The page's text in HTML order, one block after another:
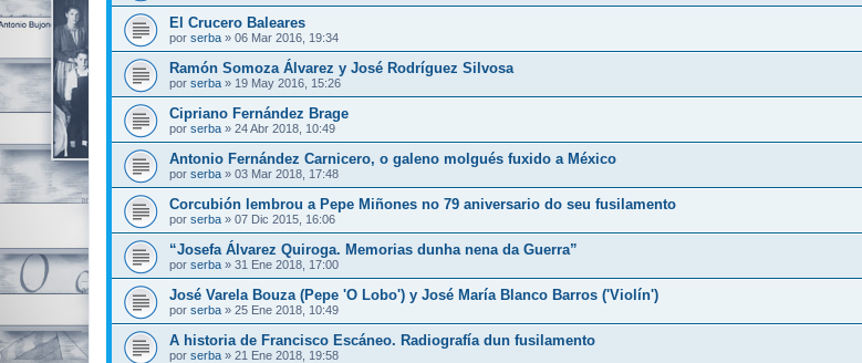
El Crucero Baleares
por serba » 06 Mar 2016, 19:34
Ramón Somoza Álvarez y José Rodríguez Silvosa
por serba » 19 May 2016, 15:26
Cipriano Fernández Brage
por serba » 24 Abr 2018, 10:49
Antonio Fernández Carnicero, o galeno molgués fuxido a México
por serba » 03 Mar 2018, 17:48
Corcubión lembrou a Pepe Miñones no 79 aniversario do seu fusilamento
por serba » 07 Dic 2015, 16:06
“Josefa Álvarez Quiroga. Memorias dunha nena da Guerra”
por serba » 31 Ene 2018, 17:00
José Varela Bouza (Pepe 'O Lobo') y José María Blanco Barros ('Violín')
por serba » 25 Ene 2018, 10:49
A historia de Francisco Escáneo. Radiografía dun fusilamento
por serba » 21 Ene 2018, 19:58